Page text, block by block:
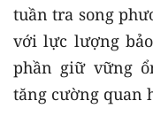
tuần tra song
với lực lượng
phần giữ vững
tăng cường quan